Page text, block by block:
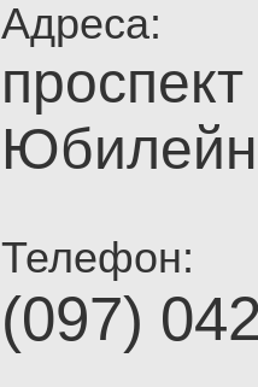
Адреса:
проспект
Телефон:
(097)